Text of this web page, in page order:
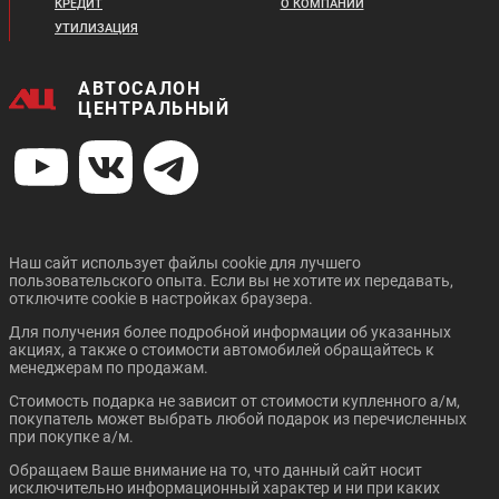
В кредит от:
2 933 410 ₽
GEELY NEW TUGELLA
Цена от:
В кредит от:
40 487 ₽/мес.
Скоро в продаже
GEELY ICON BAIC BJ40
Цена от:
3 019 310 ₽
CHANGAN UNI-T
Цена от:
CHANGAN CS35 PLUS
NEW
Цена от:
КРЕДИТ
УТИЛИЗАЦИЯ
О КОМПАНИИ
АВТОСАЛОН
ЦЕНТРАЛЬНЫЙ
Наш сайт использует файлы cookie для лучшего
пользовательского опыта. Если вы не хотите их передавать,
отключите cookie в настройках браузера.
Для получения более подробной информации об указанных
акциях, а также о стоимости автомобилей обращайтесь к
менеджерам по продажам.
Стоимость подарка не зависит от стоимости купленного а/м,
покупатель может выбрать любой подарок из перечисленных
при покупке а/м.
Обращаем Ваше внимание на то, что данный сайт носит
исключительно информационный характер и ни при каких